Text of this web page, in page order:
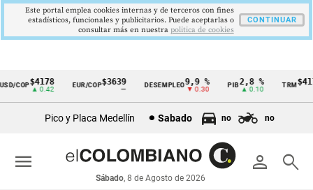
Cintillo
económicos
Colombia
COP$4178
▲ 0.42
EUR/COP$3639 DESEMPLEO9,9 %
▼ 0.30
2,8 %
▲ 0.10
TRM
Pico y Placa Medellín Sabado no no
person search
Sábado, 8 de Agosto de 2026
menu
Este portal emplea cookies internas y de terceros con fines
estadísticos, funcionales y publicitarios. Puede aceptarlas o
consultar más en nuestra politica de cookies
CONTINUAR